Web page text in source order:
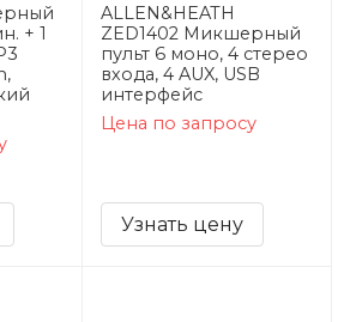
+ 1
ALLEN&HEATH
ZED1402 Микшерный
пульт 6 моно, 4 стерео
входа, 4 AUX, USB
интерфейс
Цена по запросу
Узнать цену